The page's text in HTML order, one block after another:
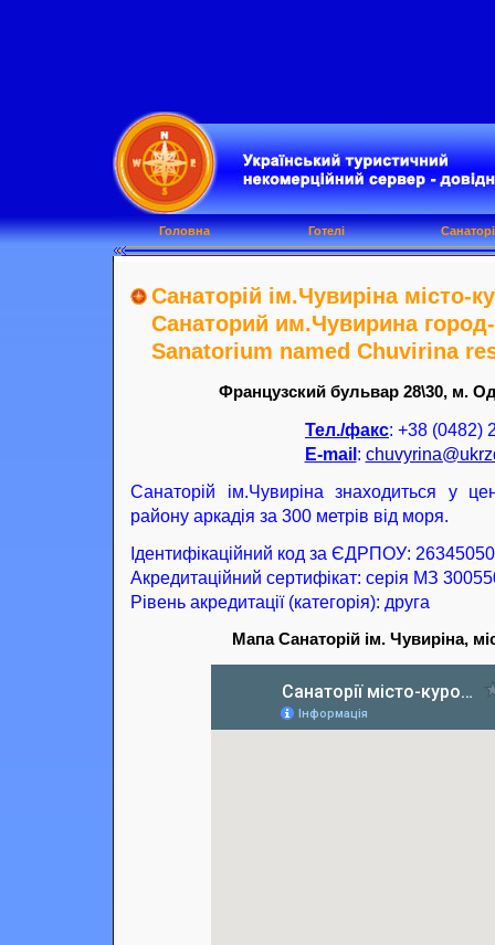
Санаторій ім.Чувиріна місто-
Санаторий им.Чувирина
Sanatorium named Chuvirina
Французский бульвар 28\30, м.
Тел./факс: +38 (0482)
Е-mail:
Санаторій ім.Чувиріна знаходиться у
району аркадія за 300 метрів від моря.
Ідентифікаційний код за ЄДРПОУ: 26345050
Акредитаційний сертифікат: серія МЗ
Рівень акредитації (категорія): друга
Мапа Санаторій ім. Чувиріна,
Головна Готелі